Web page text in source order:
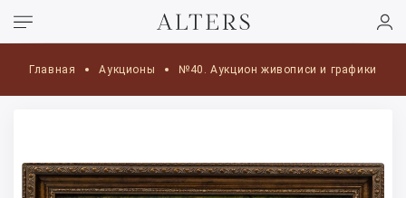
Главная Аукционы №40. Аукцион живописи и графики